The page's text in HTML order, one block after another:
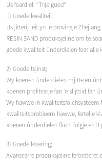
Us foardiel: "Trije guod"
1) Goede kwaliteit.
Us jitterij leit yn 'e provinsje
RESIN SAND produksjeline om te
goede kwaliteit ûnderdielen foar alle
2) Goede tsjinst;
Wy koenen ûnderdielen mjitte en
koenen profitearje fan 'e slijttiid fan
Wy hawwe in kwaliteitsfolchsysteem
kwaliteitsprobleem hawwe, fertelle
koenen ûnderdielen fluch folgje en
3) Goede levering;
Avansearre produksjeline ferbetteret